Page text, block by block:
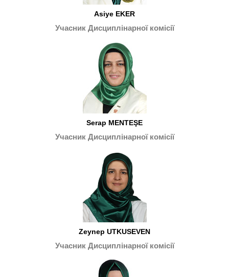
Asiye EKER
Учасник Дисциплінарної комісії
Serap MENTEŞE
Учасник Дисциплінарної комісії
Zeynep UTKUSEVEN
Учасник Дисциплінарної комісії